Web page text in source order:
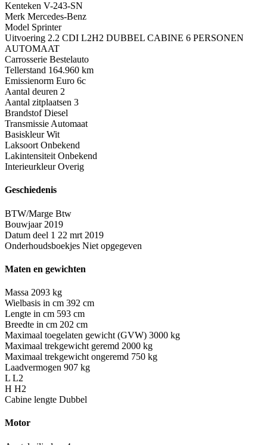
Kenteken V-243-SN
Merk Mercedes-Benz
Model Sprinter
Uitvoering 2.2 CDI L2H2 DUBBEL CABINE 6 PERSONEN
AUTOMAAT
Carrosserie Bestelauto
Tellerstand 164.960 km
Emissienorm Euro 6c
Aantal deuren 2
Aantal zitplaatsen 3
Brandstof Diesel
Transmissie Automaat
Basiskleur Wit
Laksoort Onbekend
Lakintensiteit Onbekend
Interieurkleur Overig
Geschiedenis
BTW/Marge Btw
Bouwjaar 2019
Datum deel 1 22 mrt 2019
Onderhoudsboekjes Niet opgegeven
Maten en gewichten
Massa 2093 kg
Wielbasis in cm 392 cm
Lengte in cm 593 cm
Breedte in cm 202 cm
Maximaal toegelaten gewicht (GVW) 3000 kg
Maximaal trekgewicht geremd 2000 kg
Maximaal trekgewicht ongeremd 750 kg
Laadvermogen 907 kg
L L2
H H2
Cabine lengte Dubbel
Motor